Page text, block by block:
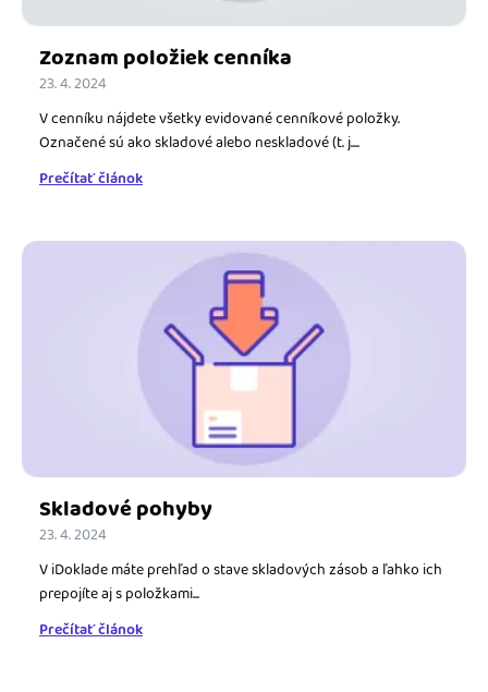
Zoznam položiek cenníka
23. 4. 2024
V cenníku nájdete všetky evidované cenníkové položky.
Označené sú ako skladové alebo neskladové (t. j....
Prečítať článok
Skladové pohyby
23. 4. 2024
V iDoklade máte prehľad o stave skladových zásob a ľahko ich
prepojíte aj s položkami...
Prečítať článok